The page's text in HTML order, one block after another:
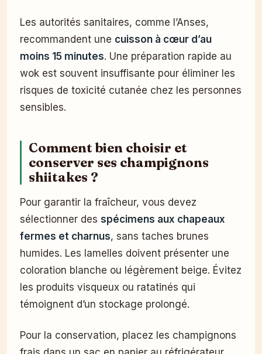
Les autorités sanitaires, comme l’Anses,
recommandent une cuisson à cœur d’au
moins 15 minutes. Une préparation rapide au
wok est souvent insuffisante pour éliminer les
risques de toxicité cutanée chez les personnes
sensibles.
Comment bien choisir et
conserver ses champignons
shiitakes ?
Pour garantir la fraîcheur, vous devez
sélectionner des spécimens aux chapeaux
fermes et charnus, sans taches brunes
humides. Les lamelles doivent présenter une
coloration blanche ou légèrement beige. Évitez
les produits visqueux ou ratatinés qui
témoignent d’un stockage prolongé.
Pour la conservation, placez les champignons